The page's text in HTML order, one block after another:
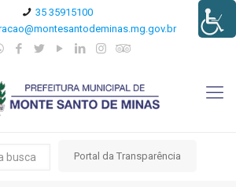
35 35915100
Portal da Transparência